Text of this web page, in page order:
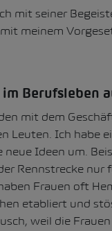
mit seiner
meinem
Berufsleben
mit dem
Leuten. Ich habe
Ideen um.
Rennstrecke
Frauen oft
etabliert und
weil die